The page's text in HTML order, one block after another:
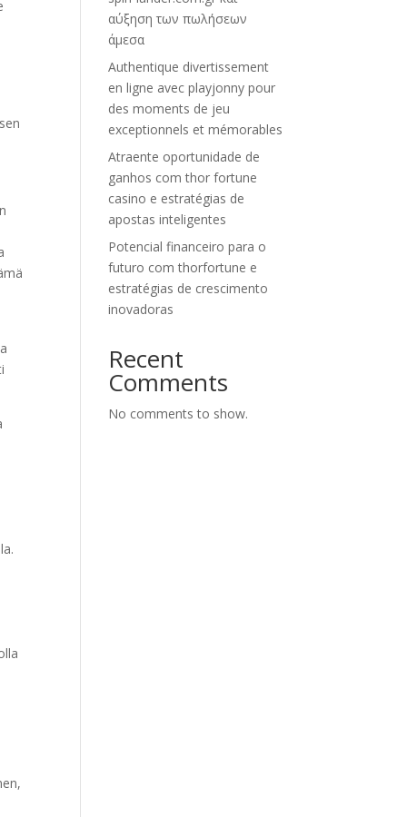
αύξηση των πωλήσεων
άμεσα
Authentique divertissement
en ligne avec playjonny pour
des moments de jeu
exceptionnels et mémorables
Atraente oportunidade de
ganhos com thor fortune
casino e estratégias de
apostas inteligentes
Potencial financeiro para o
futuro com thorfortune e
estratégias de crescimento
inovadoras
Recent
Comments
No comments to show.